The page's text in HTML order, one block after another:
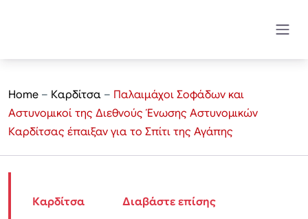
Home – Καρδίτσα – Παλαιμάχοι Σοφάδων και
Αστυνομικοί της Διεθνούς Ένωσης Αστυνομικών
Καρδίτσας έπαιξαν για το Σπίτι της Αγάπης
Καρδίτσα Διαβάστε επίσης